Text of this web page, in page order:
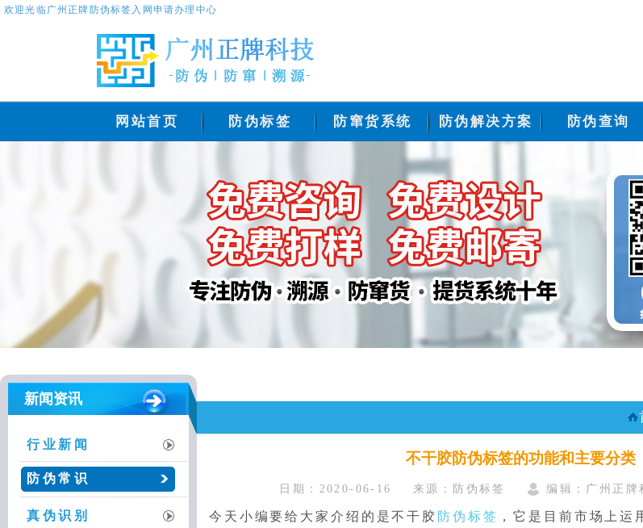
欢迎光临广州正牌防伪标签入网申请办理中心
网站首页 防伪标签 防窜货系统 防伪解决方案 防伪查询
新闻资讯
行业新闻
防伪常识
真伪识别
不干胶防伪标签的功能和主要分类
日期：2020-06-16 来源：防伪标签 编辑：广州正牌
今天小编要给大家介绍的是不干胶 防伪标签 ，它是目前市场上运